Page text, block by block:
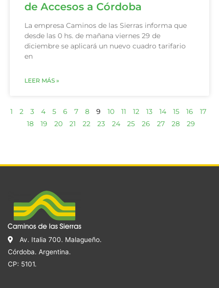
de Accesos a Córdoba
La empresa Caminos de las Sierras informa que
desde las 0 hs. de mañana viernes 29 de
diciembre se aplicará un nuevo cuadro tarifario
en
LEER MÁS »
1 2 3 4 5 6 7 8 9 10 11 12 13 14 15 16
17
18
19 20 21 22 23 24 25 26 27 28 29
Av. Italia 700. Malagueño.
Córdoba. Argentina.
CP: 5101.